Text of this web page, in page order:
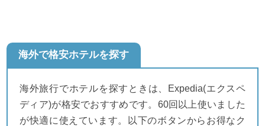
海外で格安ホテルを探す
海外旅行でホテルを探すときは、Expedia(エクスペ
ディア)が格安でおすすめです。60回以上使いました
が快適に使えています。以下のボタンからお得なク